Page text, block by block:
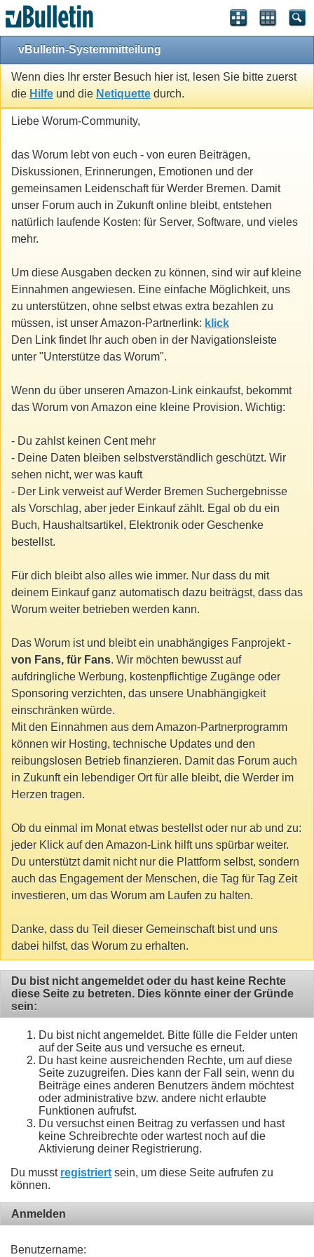
vBulletin-Systemmitteilung
Wenn dies Ihr erster Besuch hier ist, lesen Sie bitte zuerst
die Hilfe und die Netiquette durch.
Liebe Worum-Community,
das Worum lebt von euch - von euren Beiträgen,
Diskussionen, Erinnerungen, Emotionen und der
gemeinsamen Leidenschaft für Werder Bremen. Damit
unser Forum auch in Zukunft online bleibt, entstehen
natürlich laufende Kosten: für Server, Software, und vieles
mehr.
Um diese Ausgaben decken zu können, sind wir auf kleine
Einnahmen angewiesen. Eine einfache Möglichkeit, uns
zu unterstützen, ohne selbst etwas extra bezahlen zu
müssen, ist unser Amazon-Partnerlink: klick
Den Link findet Ihr auch oben in der Navigationsleiste
unter "Unterstütze das Worum".
Wenn du über unseren Amazon-Link einkaufst, bekommt
das Worum von Amazon eine kleine Provision. Wichtig:
- Du zahlst keinen Cent mehr
- Deine Daten bleiben selbstverständlich geschützt. Wir
sehen nicht, wer was kauft
- Der Link verweist auf Werder Bremen Suchergebnisse
als Vorschlag, aber jeder Einkauf zählt. Egal ob du ein
Buch, Haushaltsartikel, Elektronik oder Geschenke
bestellst.
Für dich bleibt also alles wie immer. Nur dass du mit
deinem Einkauf ganz automatisch dazu beiträgst, dass das
Worum weiter betrieben werden kann.
Das Worum ist und bleibt ein unabhängiges Fanprojekt -
von Fans, für Fans. Wir möchten bewusst auf
aufdringliche Werbung, kostenpflichtige Zugänge oder
Sponsoring verzichten, das unsere Unabhängigkeit
einschränken würde.
Mit den Einnahmen aus dem Amazon-Partnerprogramm
können wir Hosting, technische Updates und den
reibungslosen Betrieb finanzieren. Damit das Forum auch
in Zukunft ein lebendiger Ort für alle bleibt, die Werder im
Herzen tragen.
Ob du einmal im Monat etwas bestellst oder nur ab und zu:
jeder Klick auf den Amazon-Link hilft uns spürbar weiter.
Du unterstützt damit nicht nur die Plattform selbst, sondern
auch das Engagement der Menschen, die Tag für Tag Zeit
investieren, um das Worum am Laufen zu halten.
Danke, dass du Teil dieser Gemeinschaft bist und uns
dabei hilfst, das Worum zu erhalten.
Du bist nicht angemeldet oder du hast keine Rechte
diese Seite zu betreten. Dies könnte einer der Gründe
sein:
Du bist nicht angemeldet. Bitte fülle die Felder unten
auf der Seite aus und versuche es erneut.
Du hast keine ausreichenden Rechte, um auf diese
Seite zuzugreifen. Dies kann der Fall sein, wenn du
Beiträge eines anderen Benutzers ändern möchtest
oder administrative bzw. andere nicht erlaubte
Funktionen aufrufst.
Du versuchst einen Beitrag zu verfassen und hast
keine Schreibrechte oder wartest noch auf die
Aktivierung deiner Registrierung.
Du musst registriert sein, um diese Seite aufrufen zu
können.
Anmelden
Benutzername: